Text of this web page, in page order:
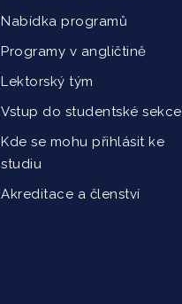
Nabídka programů
Programy v angličtině
Lektorský tým
Vstup do studentské sekce
Kde se mohu přihlásit ke
studiu
Akreditace a členství